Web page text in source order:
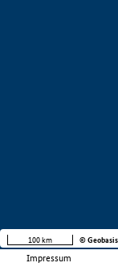
Impressum
100 km ©